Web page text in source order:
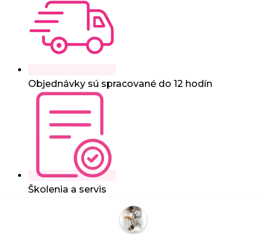
Objednávky sú spracované do 12 hodín
Školenia a servis